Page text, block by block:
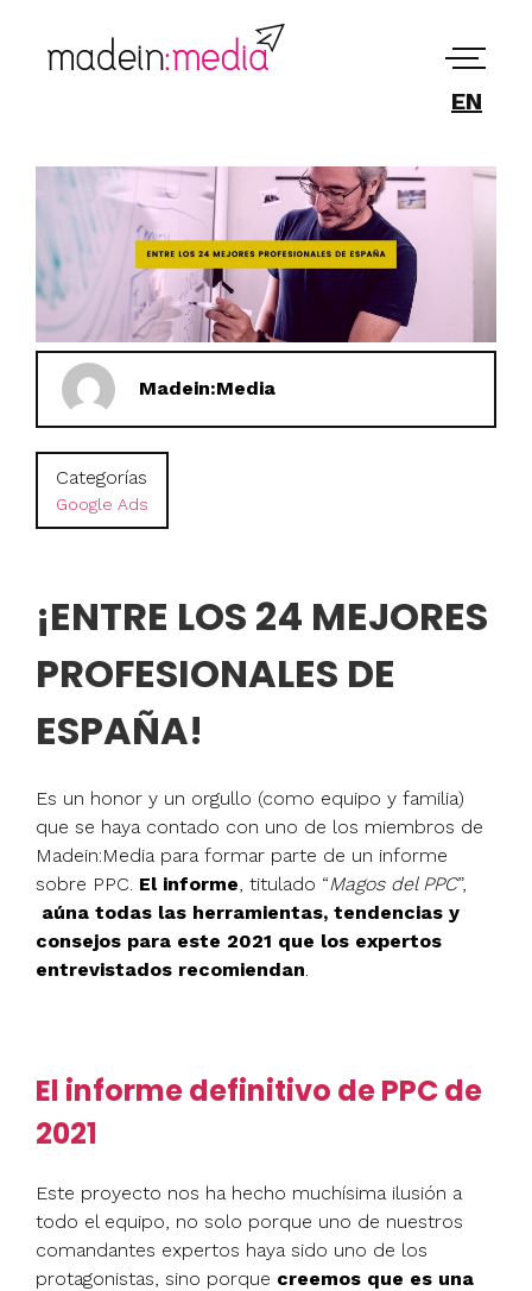
EN
Madein:Media
Categorías
Google Ads
¡ENTRE LOS 24 MEJORES
PROFESIONALES DE
ESPAÑA!
Es un honor y un orgullo (como equipo y familia)
que se haya contado con uno de los miembros de
Madein:Media para formar parte de un informe
sobre PPC. El informe, titulado “Magos del PPC”,
aúna todas las herramientas, tendencias y
consejos para este 2021 que los expertos
entrevistados recomiendan.
El informe definitivo de PPC de
2021
Este proyecto nos ha hecho muchísima ilusión a
todo el equipo, no solo porque uno de nuestros
comandantes expertos haya sido uno de los
protagonistas, sino porque creemos que es una